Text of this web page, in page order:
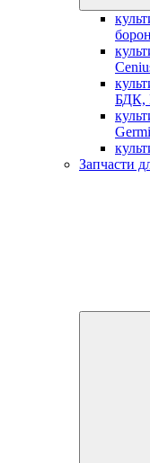
БДК,
Запчасти